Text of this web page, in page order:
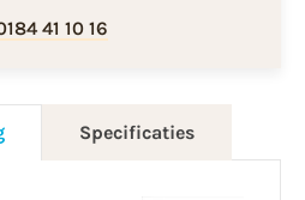
41 10 16
Specificaties